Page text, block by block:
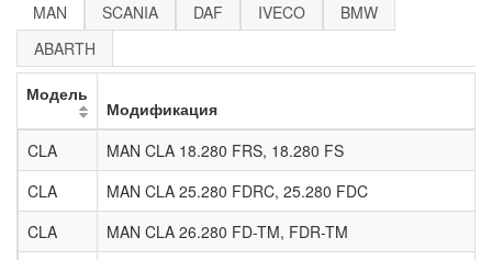
MAN
SCANIA DAF IVECO
BMW
ABARTH
Модель
Модификация
CLA
MAN CLA 18.280 FRS, 18.280 FS
CLA
MAN CLA 25.280 FDRC, 25.280 FDC
CLA
MAN CLA 26.280 FD-TM, FDR-TM